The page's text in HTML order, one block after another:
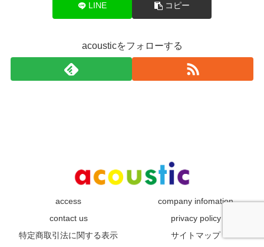
LINE コピー
acousticをフォローする
access
company infomation
contact us
privacy policy
特定商取引法に関する表示
サイトマップ